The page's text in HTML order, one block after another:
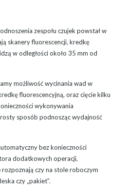
zespołu czujek powstał w
skanery fluorescencji, kredkę
w odległości około 35 mm od
możliwość wycinania wad w
fluorescencyjną, oraz cięcie kilku
wykonywania
sposób podnosząc wydajność
bez konieczności
dodatkowych operacji,
czy na stole roboczym
czy „pakiet”.